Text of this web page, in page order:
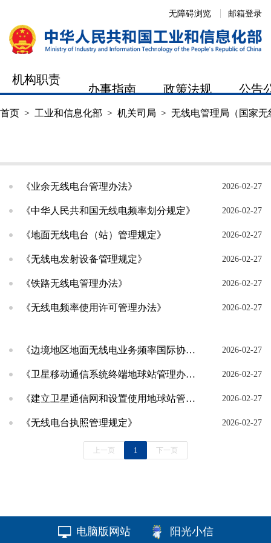
邮箱登录
无障碍浏览
机构职责
办事指南 政策法规 公告
首页 > 工业和信息化部 > 机关司局 > 无线电管理局（国家无
机构职责 工作动态 办事指南
《业余无线电台管理办法》 2026-02-27
《中华人民共和国无线电频率划分规定》 2026-02-27
《地面无线电台（站）管理规定》 2026-02-27
《无线电发射设备管理规定》 2026-02-27
《铁路无线电管理办法》 2026-02-27
《无线电频率使用许可管理办法》 2026-02-27
《边境地区地面无线电业务频率国际协调规定》 2026-02-27
《卫星移动通信系统终端地球站管理办法》 2026-02-27
《建立卫星通信网和设置使用地球站管理规定》 2026-02-27
《无线电台执照管理规定》 2026-02-27
上一页 1 下一页
电脑版网站 阳光小信